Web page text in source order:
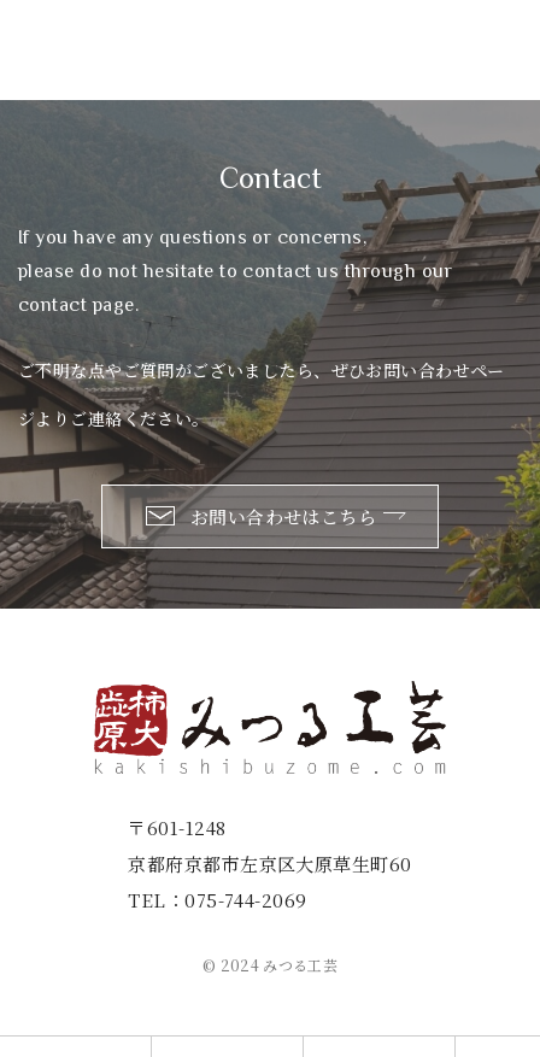
Contact
If you have any questions or concerns,
please do not hesitate to contact us through our
contact page.
ご不明な点やご質問がございましたら、ぜひお問い合わせペー
ジよりご連絡ください。
お問い合わせはこちら
〒601-1248
京都府京都市左京区大原草生町60
TEL：075-744-2069
© 2024 みつる工芸